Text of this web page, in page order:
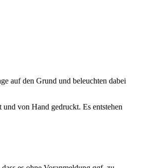
auf den Grund und beleuchten dabei
von Hand gedruckt. Es entstehen